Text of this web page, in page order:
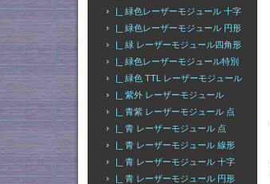
|_ 緑色レーザーモジュール 十字
|_ 緑色レーザーモジュール 円形
|_ 緑 レーザーモジュール四角形
|_ 緑色レーザーモジュール特別
|_ 緑色 TTL レーザーモジュール
|_ 紫外 レーザーモジュール
|_ 青紫 レーザーモジュール 点
|_ 青 レーザーモジュール 点
|_ 青 レーザーモジュール 線形
|_ 青 レーザーモジュール 十字
|_ 青 レーザーモジュール 円形